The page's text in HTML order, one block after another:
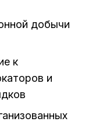
добычи
к
и